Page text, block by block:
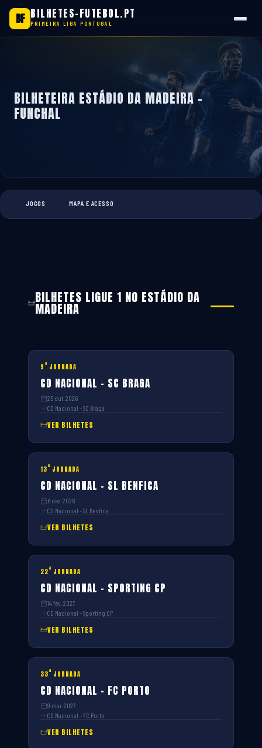
BF BILHETES-FUTEBOL.PT
PRIMEIRA LIGA PORTUGAL
BILHETEIRA ESTÁDIO DA MADEIRA -
FUNCHAL
JOGOS MAPA E ACESSO
BILHETES LIGUE 1 NO ESTÁDIO DA
MADEIRA
9 ª JORNADA
CD NACIONAL – SC BRAGA
25 out. 2026
CD Nacional – SC Braga
VER BILHETES
13ª JORNADA
CD NACIONAL – SL BENFICA
6 dez. 2026
CD Nacional – SL Benfica
VER BILHETES
22ª JORNADA
CD NACIONAL – SPORTING CP
14 fev. 2027
CD Nacional – Sporting CP
VER BILHETES
33ª JORNADA
CD NACIONAL – FC PORTO
9 mai. 2027
CD Nacional – FC Porto
VER BILHETES